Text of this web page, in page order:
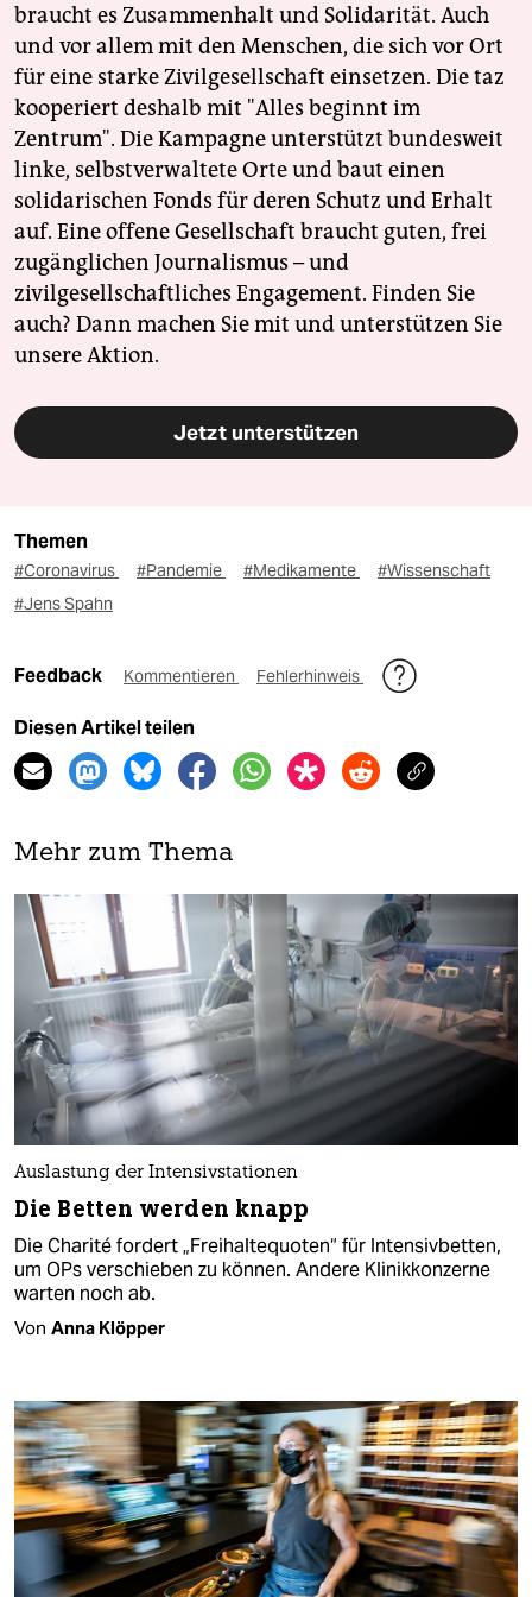
braucht es Zusammenhalt und Solidarität. Auch
und vor allem mit den Menschen, die sich vor Ort
für eine starke Zivilgesellschaft einsetzen. Die taz
kooperiert deshalb mit "Alles beginnt im
Zentrum". Die Kampagne unterstützt bundesweit
linke, selbstverwaltete Orte und baut einen
solidarischen Fonds für deren Schutz und Erhalt
auf. Eine offene Gesellschaft braucht guten, frei
zugänglichen Journalismus – und
zivilgesellschaftliches Engagement. Finden Sie
auch? Dann machen Sie mit und unterstützen Sie
unsere Aktion.
Jetzt unterstützen
Themen
#Coronavirus #Pandemie #Medikamente
#Wissenschaft
#Jens Spahn
Feedback Kommentieren Fehlerhinweis
Diesen Artikel teilen
Mehr zum Thema
Auslastung der Intensivstationen
Die Betten werden knapp
Die Charité fordert „Freihaltequoten“ für Intensivbetten,
um OPs verschieben zu können. Andere Klinikkonzerne
warten noch ab.
Von Anna Klöpper